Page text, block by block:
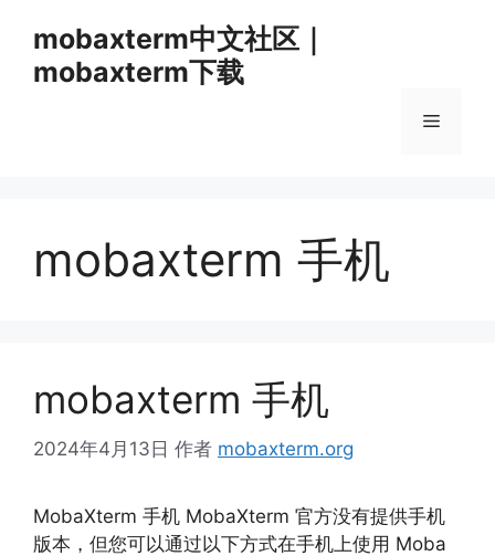
mobaxterm中文社区｜
mobaxterm下载
菜
mobaxterm 手机
mobaxterm 手机
2024年4月13日 作者 mobaxterm.org
MobaXterm 手机 MobaXterm 官方没有提供手机
版本，但您可以通过以下方式在手机上使用 Moba